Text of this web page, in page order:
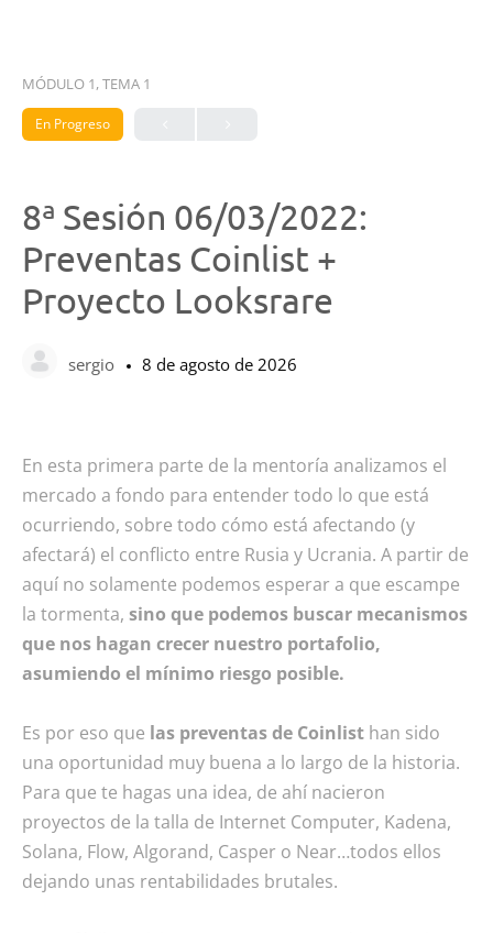
MÓDULO 1, TEMA 1
En Progreso
8ª Sesión 06/03/2022:
Preventas Coinlist +
Proyecto Looksrare
sergio 8 de agosto de 2026
En esta primera parte de la mentoría analizamos el
mercado a fondo para entender todo lo que está
ocurriendo, sobre todo cómo está afectando (y
afectará) el conflicto entre Rusia y Ucrania. A partir de
aquí no solamente podemos esperar a que escampe
la tormenta, sino que podemos buscar mecanismos
que nos hagan crecer nuestro portafolio,
asumiendo el mínimo riesgo posible.
Es por eso que las preventas de Coinlist han sido
una oportunidad muy buena a lo largo de la historia.
Para que te hagas una idea, de ahí nacieron
proyectos de la talla de Internet Computer, Kadena,
Solana, Flow, Algorand, Casper o Near…todos ellos
dejando unas rentabilidades brutales.